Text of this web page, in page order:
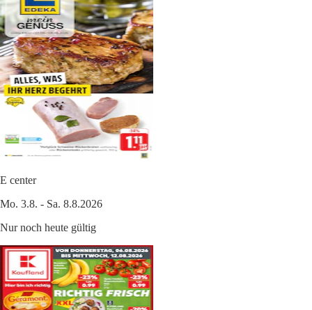
E center
Mo. 3.8. - Sa. 8.8.2026
Nur noch heute gültig